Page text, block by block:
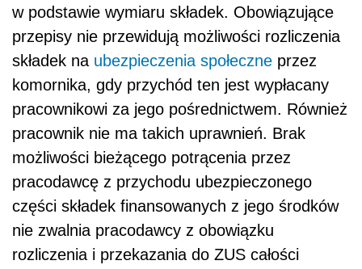
w podstawie wymiaru składek. Obowiązujące
przepisy nie przewidują możliwości rozliczenia
składek na ubezpieczenia społeczne przez
komornika, gdy przychód ten jest wypłacany
pracownikowi za jego pośrednictwem. Również
pracownik nie ma takich uprawnień. Brak
możliwości bieżącego potrącenia przez
pracodawcę z przychodu ubezpieczonego
części składek finansowanych z jego środków
nie zwalnia pracodawcy z obowiązku
rozliczenia i przekazania do ZUS całości